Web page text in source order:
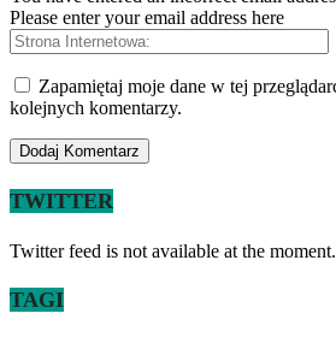
Please enter your email address here
Zapamiętaj moje dane w tej
kolejnych komentarzy.
TWITTER
Twitter feed is not available at the moment.
TAGI